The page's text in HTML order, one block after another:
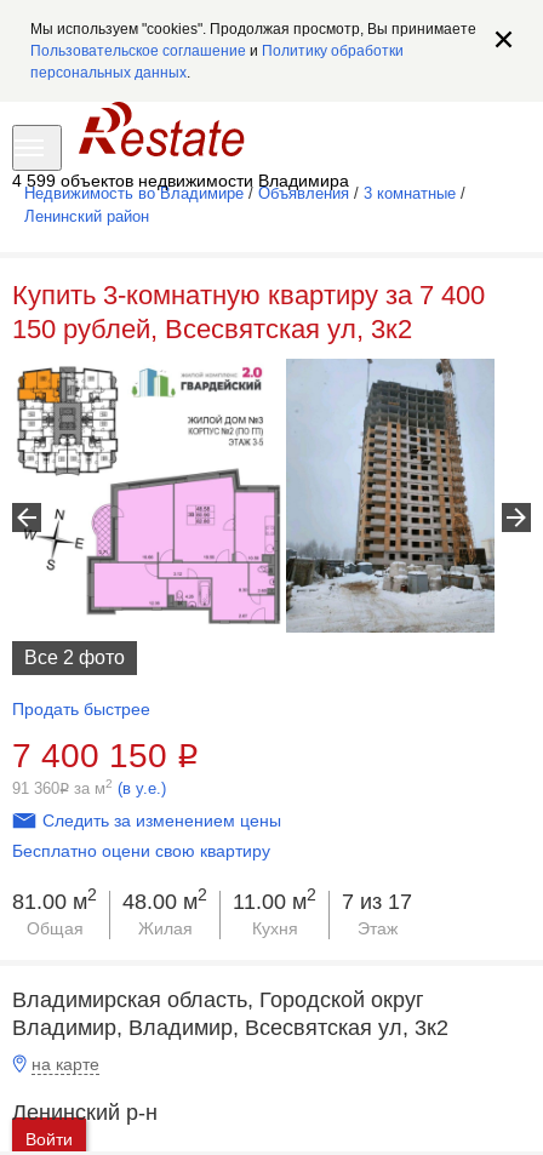
Мы используем "cookies". Продолжая просмотр, Вы принимаете
Пользовательское соглашение и Политику обработки
персональных данных.
4 599 объектов недвижимости Владимира
Войти
Недвижимость во Владимире / Объявления / 3 комнатные /
Ленинский район
Купить 3-комнатную квартиру за 7 400
150 рублей, Всесвятская ул, 3к2
Все 2 фото
Продать быстрее
7 400 150 Р
91 360Р за м2 (в у.е.)
Следить за изменением цены
Бесплатно оцени свою квартиру
81.00 м2
Общая
48.00 м2
Жилая
11.00 м2
Кухня
7 из 17
Этаж
Владимирская область, Городской округ
Владимир, Владимир, Всесвятская ул, 3к2
на карте
Ленинский р-н